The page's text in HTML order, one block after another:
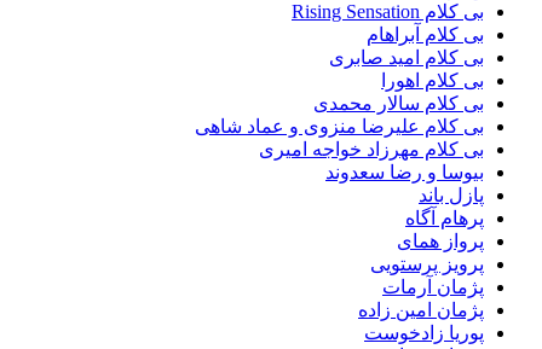
بی کلام Rising Sensation
بی کلام آبراهام
بی کلام امید صابری
بی کلام اهورا
بی کلام سالار محمدی
بی کلام علیرضا منزوی و عماد شاهی
بی کلام مهرزاد خواجه امیری
بیوسا و رضا سعدوند
پازل باند
پرهام آگاه
پرواز همای
پرویز پرستویی
پژمان آرمات
پژمان امین زاده
پوریا زادخوست